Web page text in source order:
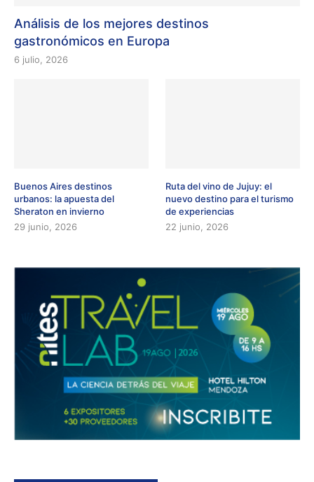
Análisis de los mejores destinos
gastronómicos en Europa
6 julio, 2026
Buenos Aires destinos
urbanos: la apuesta del
Sheraton en invierno
29 junio, 2026
Ruta del vino de Jujuy: el
nuevo destino para el turismo
de experiencias
22 junio, 2026